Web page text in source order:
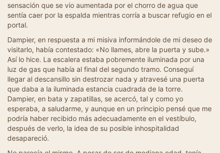
sensación que se vio aumentada por el chorro de agua que
sentía caer por la espalda mientras corría a buscar refugio en el
portal.
Dampier, en respuesta a mi misiva informándole de mi deseo de
visitarlo, había contestado: «No llames, abre la puerta y sube.»
Así lo hice. La escalera estaba pobremente iluminada por una
luz de gas que había al final del segundo tramo. Conseguí
llegar al descansillo sin destrozar nada y atravesé una puerta
que daba a la iluminada estancia cuadrada de la torre.
Dampier, en bata y zapatillas, se acercó, tal y como yo
esperaba, a saludarme, y aunque en un principio pensé que me
podría haber recibido más adecuadamente en el vestíbulo,
después de verlo, la idea de su posible inhospitalidad
desapareció.